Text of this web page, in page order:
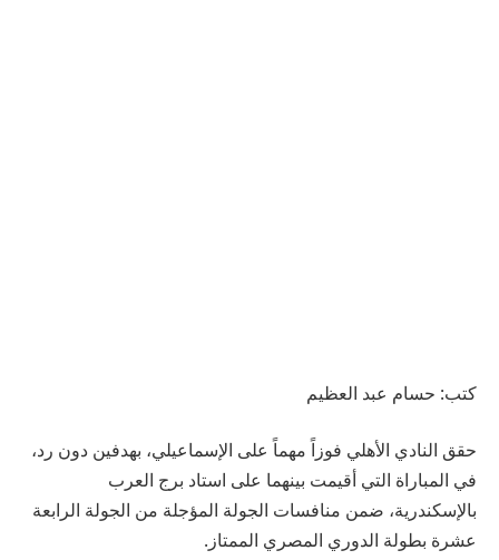
كتب: حسام عبد العظيم
حقق النادي الأهلي فوزاً مهماً على الإسماعيلي، بهدفين دون رد،
في المباراة التي أقيمت بينهما على استاد برج العرب
بالإسكندرية، ضمن منافسات الجولة المؤجلة من الجولة الرابعة
عشرة بطولة الدوري المصري الممتاز.